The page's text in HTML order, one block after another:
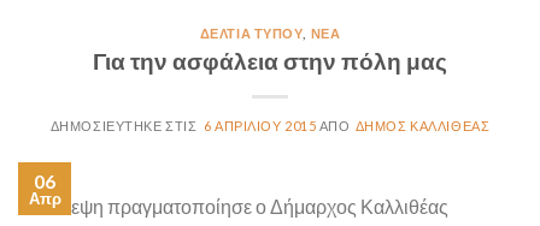
ΔΕΛΤΊΑ ΤΎΠΟΥ ΝΈΑ
Για την ασφάλεια στην πόλη μας
6 ΑΠΡΙΛΊΟΥ 2015 ΔΉΜΟΣ ΚΑΛΛΙΘΈΑΣ
06
Απρ
Επίσκεψη πραγματοποίησε ο Δήμαρχος Καλλιθέας